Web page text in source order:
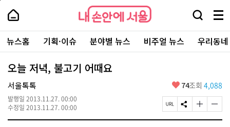
본
로
가
내
손
안
에
서
울
-
서
울
시
대
표
소
내
손
에
울
검
창
열
기
메
뉴
전
체
보
주
요
서
뉴스홈 기획·이슈 분야별 뉴스 비주얼 뉴스 우리동
오늘 저녁, 불고기 어때요
서울톡톡
발행일 2013.11.27. 00:00
수정일 2013.11.27. 00:00
좋
요
74조회 4,088
페
이
S
N
글
자
글
자
페
상
단
로